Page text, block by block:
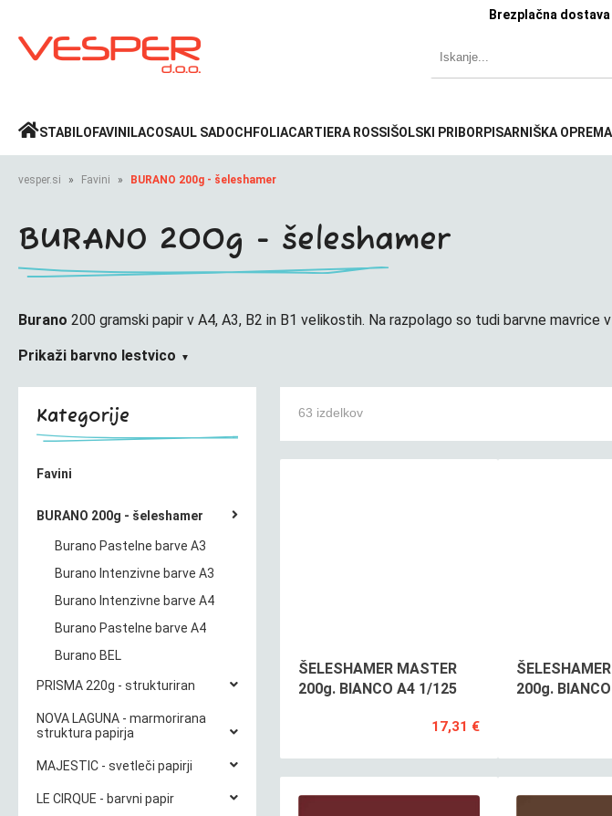
Brezplačna dostava
Prijava»
STABILO FAVINI LACOSAUL SADOCH FOLIACARTIERA ROSSI ŠOLSKI PRIBOR PISARNIŠKA
vesper.si Favini BURANO 200g - šeleshamer
BURANO 200g - šeleshamer
Burano 200 gramski papir v A4, A3, B2 in B1 velikostih. Na razpolago so tudi barvne mavrice
Kategorije
Favini
BURANO 200g - šeleshamer
Burano Pastelne barve A3
Burano Intenzivne barve A3
Burano Intenzivne barve A4
Burano Pastelne barve A4
Burano BEL
PRISMA 220g - strukturiran
NOVA LAGUNA - marmorirana
struktura papirja
MAJESTIC - svetleči papirji
LE CIRQUE - barvni papir
63 izdelkov
ŠELESHAMER MASTER
200g. BIANCO A4 1/125
17,31 €
200g.